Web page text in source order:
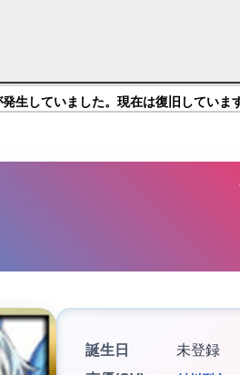
紹介
生していました。現在は復旧していま
誕生日
未登録